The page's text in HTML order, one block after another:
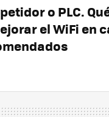
o PLC.
el WiFi en